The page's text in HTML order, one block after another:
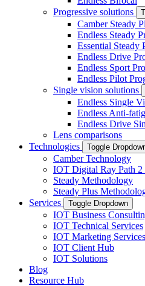
Progressive solutions
Camber Steady
Endless Steady
Essential Steady
Endless Drive
Endless Sport
Endless Pilot
Single vision solutions
Endless Single
Endless Anti-
Endless Drive
Lens comparisons
Technologies
Toggle
Camber Technology
IOT Digital Ray Path 2
Steady Methodology
Steady Plus
Services
Toggle Dropdown
IOT Business
IOT Technical Services
IOT Marketing Services
IOT Client Hub
IOT Solutions
Blog
Resource Hub